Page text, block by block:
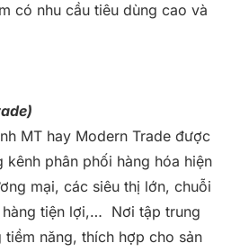
có nhu cầu tiêu dùng cao và
MT hay Modern Trade được
kênh phân phối hàng hóa hiện
mại, các siêu thị lớn, chuỗi
hàng tiện lợi,… Nơi tập trung
năng, thích hợp cho sản